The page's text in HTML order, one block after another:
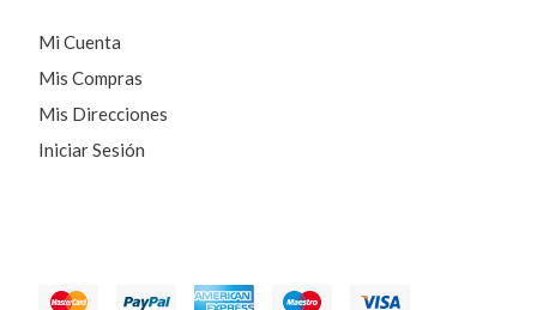
Mi Cuenta
Mis Compras
Mis Direcciones
Iniciar Sesión